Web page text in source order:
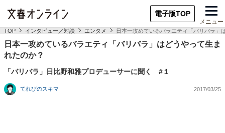
電子版TOP
メニュー
TOP インタビュー／対談 エンタメ 日本一攻めているバラエティ「バリバラ」
日本一攻めているバラエティ「バリバラ」はどうやって生ま
れたのか？
「バリバラ」日比野和雅プロデューサーに聞く #１
てれびのスキマ 2017/03/25